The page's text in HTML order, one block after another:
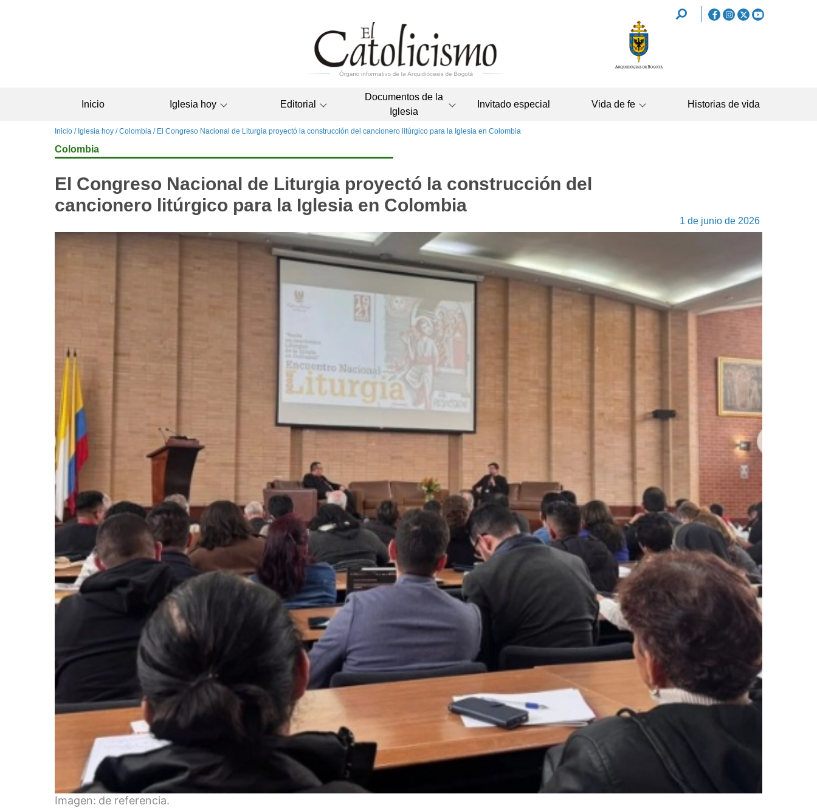
REDES
SOCIALES
Inicio Iglesia hoy Editorial
Documentos de la
Iglesia
Invitado especial Vida de fe Historias de vida
Sobrescribir
enlaces
de
a
la
Inicio Iglesia hoy Colombia El Congreso Nacional de Liturgia proyectó la construcción del cancionero litúrgico para la Iglesia en Colombia
Colombia
El Congreso Nacional de Liturgia proyectó la construcción del
cancionero litúrgico para la Iglesia en Colombia
1 de junio de 2026
Imagen: de referencia.